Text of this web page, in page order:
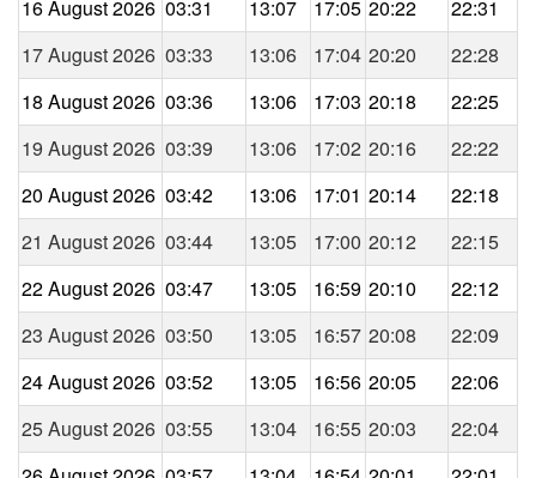
16 August 2026 03:31 13:07 17:05 20:22
22:31
17 August 2026 03:33 13:06 17:04 20:20
22:28
18 August 2026 03:36 13:06 17:03 20:18
22:25
19 August 2026 03:39 13:06 17:02 20:16
22:22
20 August 2026 03:42 13:06 17:01 20:14
22:18
21 August 2026 03:44 13:05 17:00 20:12
22:15
22 August 2026 03:47 13:05 16:59 20:10
22:12
23 August 2026 03:50 13:05 16:57 20:08
22:09
24 August 2026 03:52 13:05 16:56 20:05
22:06
25 August 2026 03:55 13:04 16:55 20:03
22:04